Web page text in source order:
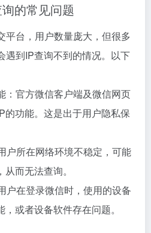
的常见问题
平台，用户数量庞大，但很多
遇到IP查询不到的情况。以下
：官方微信客户端及微信网页
的功能。这是出于用户隐私保
户所在网络环境不稳定，可能
而无法查询。
户在登录微信时，使用的设备
或者设备软件存在问题。